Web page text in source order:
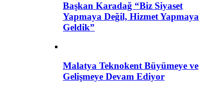
Başkan Karadağ “Biz Siyaset
Yapmaya Değil, Hizmet Yapmaya
Geldik”
Malatya Teknokent Büyümeye ve
Gelişmeye Devam Ediyor